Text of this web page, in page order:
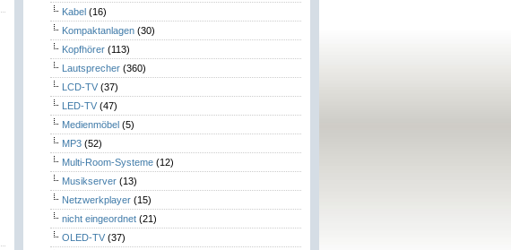
Kabel (16)
Kompaktanlagen (30)
Kopfhörer (113)
Lautsprecher (360)
LCD-TV (37)
LED-TV (47)
Medienmöbel (5)
MP3 (52)
Multi-Room-Systeme (12)
Musikserver (13)
Netzwerkplayer (15)
nicht eingeordnet (21)
OLED-TV (37)